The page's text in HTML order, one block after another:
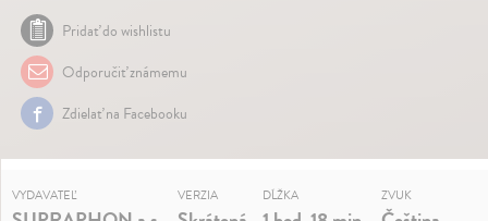
Pridať do wishlistu
Odporučiť známemu
Zdielať na Facebooku
VYDAVATEĽ VERZIA DĹŽKA ZVUK